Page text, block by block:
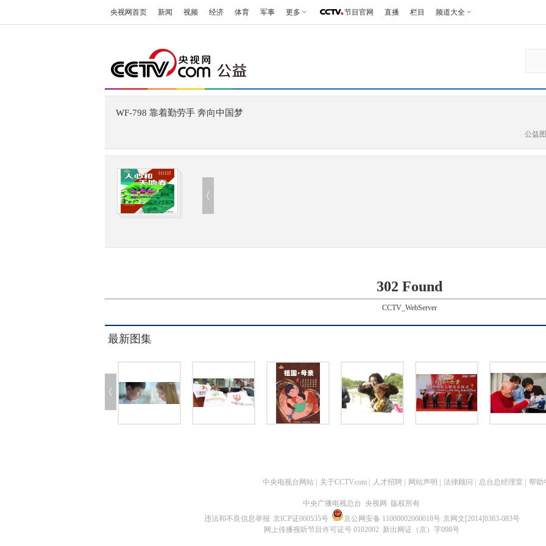
央视网首页 新闻 视频 经济 体育 军事 更多 节目官网 直播 栏目 频道大全
WF-798 靠着勤劳手 奔向中国梦
公益
302 Found
CCTV_WebServer
最新图集
中央电视台网站 关于CCTV.com 人才招聘 网站声明 法律顾问 总台总经理室 帮助
中央广播电视总台 央视网 版权所有
违法和不良信息举报 京ICP证060535号 京公网安备 11000002000018号 京网文[2014]0383-083号
网上传播视听节目许可证号 0102002 新出网证（京）字098号